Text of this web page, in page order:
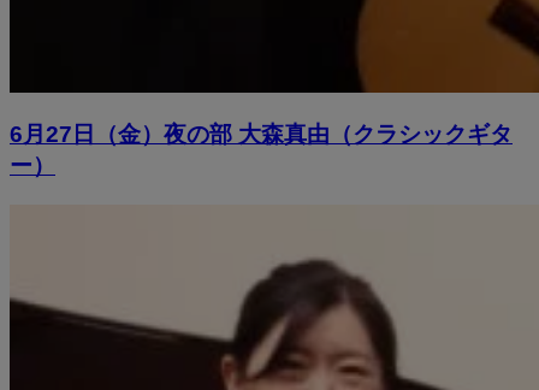
6月27日（金）夜の部 大森真由（クラシックギタ
ー）